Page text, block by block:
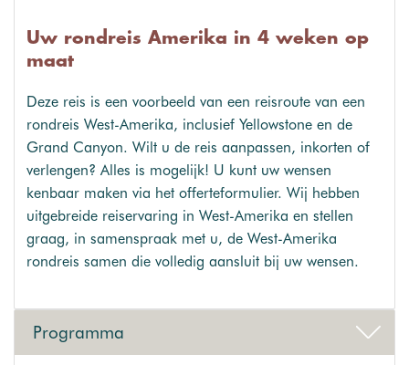
Uw rondreis Amerika in 4 weken op
maat
Deze reis is een voorbeeld van een reisroute van een
rondreis West-Amerika, inclusief Yellowstone en de
Grand Canyon. Wilt u de reis aanpassen, inkorten of
verlengen? Alles is mogelijk! U kunt uw wensen
kenbaar maken via het offerteformulier. Wij hebben
uitgebreide reiservaring in West-Amerika en stellen
graag, in samenspraak met u, de West-Amerika
rondreis samen die volledig aansluit bij uw wensen.
Programma